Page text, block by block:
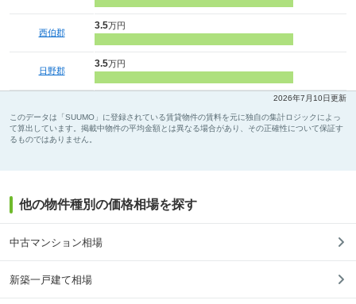
西伯郡
3.5万円
日野郡
3.5万円
2026年7月10日更新
このデータは「SUUMO」に登録されている賃貸物件の賃料を元に独自の集計ロジックによっ
て算出しています。掲載中物件の平均金額とは異なる場合があり、その正確性について保証す
るものではありません。
他の物件種別の価格相場を探す
中古マンション相場
新築一戸建て相場